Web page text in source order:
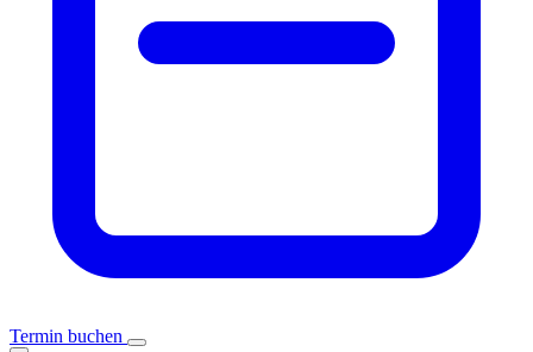
Termin buchen